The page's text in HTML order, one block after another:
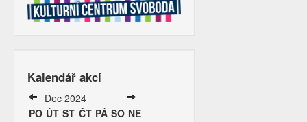
Kalendář akcí
Dec 2024
PO ÚT ST ČT PÁ SO NE